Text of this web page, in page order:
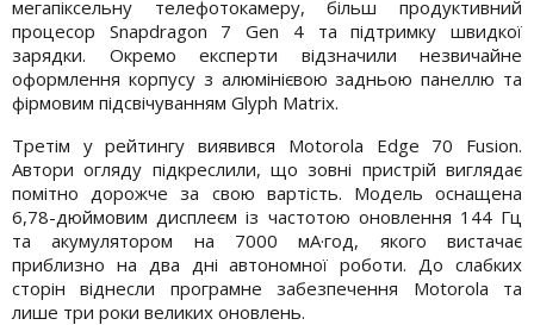
мегапіксельну телефотокамеру, більш продуктивний
процесор Snapdragon 7 Gen 4 та підтримку швидкої
зарядки. Окремо експерти відзначили незвичайне
оформлення корпусу з алюмінієвою задньою панеллю та
фірмовим підсвічуванням Glyph Matrix.
Третім у рейтингу виявився Motorola Edge 70 Fusion.
Автори огляду підкреслили, що зовні пристрій виглядає
помітно дорожче за свою вартість. Модель оснащена
6,78-дюймовим дисплеєм із частотою оновлення 144 Гц
та акумулятором на 7000 мА·год, якого вистачає
приблизно на два дні автономної роботи. До слабких
сторін віднесли програмне забезпечення Motorola та
лише три роки великих оновлень.